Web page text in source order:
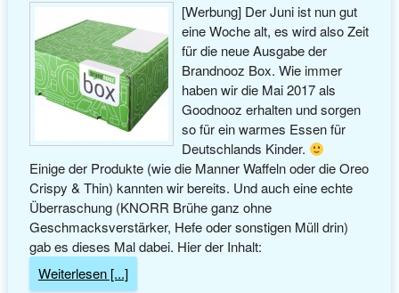
[Werbung] Der Juni ist nun gut
eine Woche alt, es wird also Zeit
für die neue Ausgabe der
Brandnooz Box. Wie immer
haben wir die Mai 2017 als
Goodnooz erhalten und sorgen
so für ein warmes Essen für
Deutschlands Kinder.
Einige der Produkte (wie die Manner Waffeln oder die Oreo
Crispy & Thin) kannten wir bereits. Und auch eine echte
Überraschung (KNORR Brühe ganz ohne
Geschmacksverstärker, Hefe oder sonstigen Müll drin)
gab es dieses Mal dabei. Hier der Inhalt:
Weiterlesen [...]